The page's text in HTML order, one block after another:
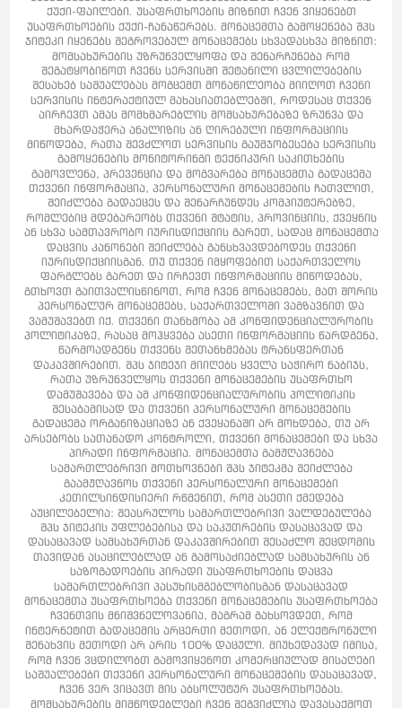
ქუქი-ფაილები. უსაფრთხოების მიზნით ჩვენ ვიყენებთ
უსაფრთხოების ქუქი-ჩანაწერებს. მონაცემთა გამოყენება შპს
ჯიტეკი იყენებს შეგროვებულ მონაცემებს სხვადასხვა მიზნით:
მომსახურების უზრუნველყოფა და შენარჩუნება რომ
შეგატყობინოთ ჩვენს სერვისში შეტანილი ცვლილებების
შესახებ საშუალებას მოგცემთ მონაწილეობა მიიღოთ ჩვენი
სერვისის ინტერაქტიულ მახასიათებლებში, როდესაც თქვენ
აირჩევთ ამას მომხმარებლის მომსახურებაზე ზრუნვა და
მხარდაჭერა ანალიზის ან ღირებული ინფორმაციის
მიწოდება, რათა შევძლოთ სერვისის გაუმჯობესება სერვისის
გამოყენების მონიტორინგი ტექნიკური საკითხების
გამოვლენა, პრევენცია და მოგვარება მონაცემთა გადაცემა
თქვენი ინფორმაცია, პერსონალური მონაცემების ჩათვლით,
შეიძლება გადაეცეს და შენარჩუნდეს კომპიუტერებზე,
რომლებიც მდებარეობს თქვენი შტატის, პროვინციის, ქვეყნის
ან სხვა სამთავრობო იურისდიქციის გარეთ, სადაც მონაცემთა
დაცვის კანონები შეიძლება განსხვავდებოდეს თქვენი
იურისდიქციისგან. თუ თქვენ იმყოფებით საქართველოს
ფარგლებს გარეთ და ირჩევთ ინფორმაციის მიწოდებას,
გთხოვთ გაითვალისწინოთ, რომ ჩვენ მონაცემებს, მათ შორის
პერსონალურ მონაცემებს, საქართველოში ვაგზავნით და
ვამუშავებთ იქ. თქვენი თანხმობა ამ კონფიდენციალურობის
პოლიტიკაზე, რასაც მოჰყვება ასეთი ინფორმაციის წარდგენა,
წარმოადგენს თქვენს შეთანხმებას ტრანსფერთან
დაკავშირებით. შპს ჯიტეჯი მიიღებს ყველა საჭირო ნაბიჯს,
რათა უზრუნველყოს თქვენი მონაცემების უსაფრთხო
დამუშავება და ამ კონფიდენციალურობის პოლიტიკის
შესაბამისად და თქვენი პერსონალური მონაცემების
გადაცემა ორგანიზაციაზე ან ქვეყანაში არ მოხდება, თუ არ
არსებობს სათანადო კონტროლი, თქვენი მონაცემები და სხვა
პირადი ინფორმაცია. მონაცემთა გამჟღავნება
Სამართლებრივი მოთხოვნები შპს ჯიტეკმა შეიძლება
გაამჟღავნოს თქვენი პერსონალური მონაცემები
კეთილსინდისიერი რწმენით, რომ ასეთი ქმედება
აუცილებელია: შეასრულოს სამართლებრივი ვალდებულება
შპს ჯიტეკის უფლებებისა და საკუთრების დასაცავად და
დასაცავად სამსახურთან დაკავშირებით შესაძლო შეცდომის
თავიდან ასაცილებლად ან გამოსაძიებლად სამსახურის ან
საზოგადოების პირადი უსაფრთხოების დაცვა
სამართლებრივი პასუხისმგებლობისგან დასაცავად
მონაცემთა უსაფრთხოება თქვენი მონაცემების უსაფრთხოება
ჩვენთვის მნიშვნელოვანია, მაგრამ გახსოვდეთ, რომ
ინტერნეტით გადაცემის არცერთი მეთოდი, ან ელექტრონული
შენახვის მეთოდი არ არის 100% დაცული. მიუხედავად იმისა,
რომ ჩვენ ვცდილობთ გამოვიყენოთ კომერციულად მისაღები
საშუალებები თქვენი პერსონალური მონაცემების დასაცავად,
ჩვენ ვერ ვიცავთ მის აბსოლუტურ უსაფრთხოებას.
მომსახურების მიმწოდებლები ჩვენ შეგვიძლია დავასაქმოთ